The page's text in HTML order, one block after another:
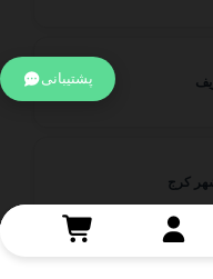
پشتیبانی
كرج